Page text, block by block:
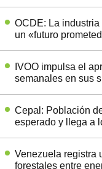
OCDE: La
un «futuro
IVOO impulsa el
semanales en sus
Cepal: Población
esperado y llega a
Venezuela registra
forestales entre